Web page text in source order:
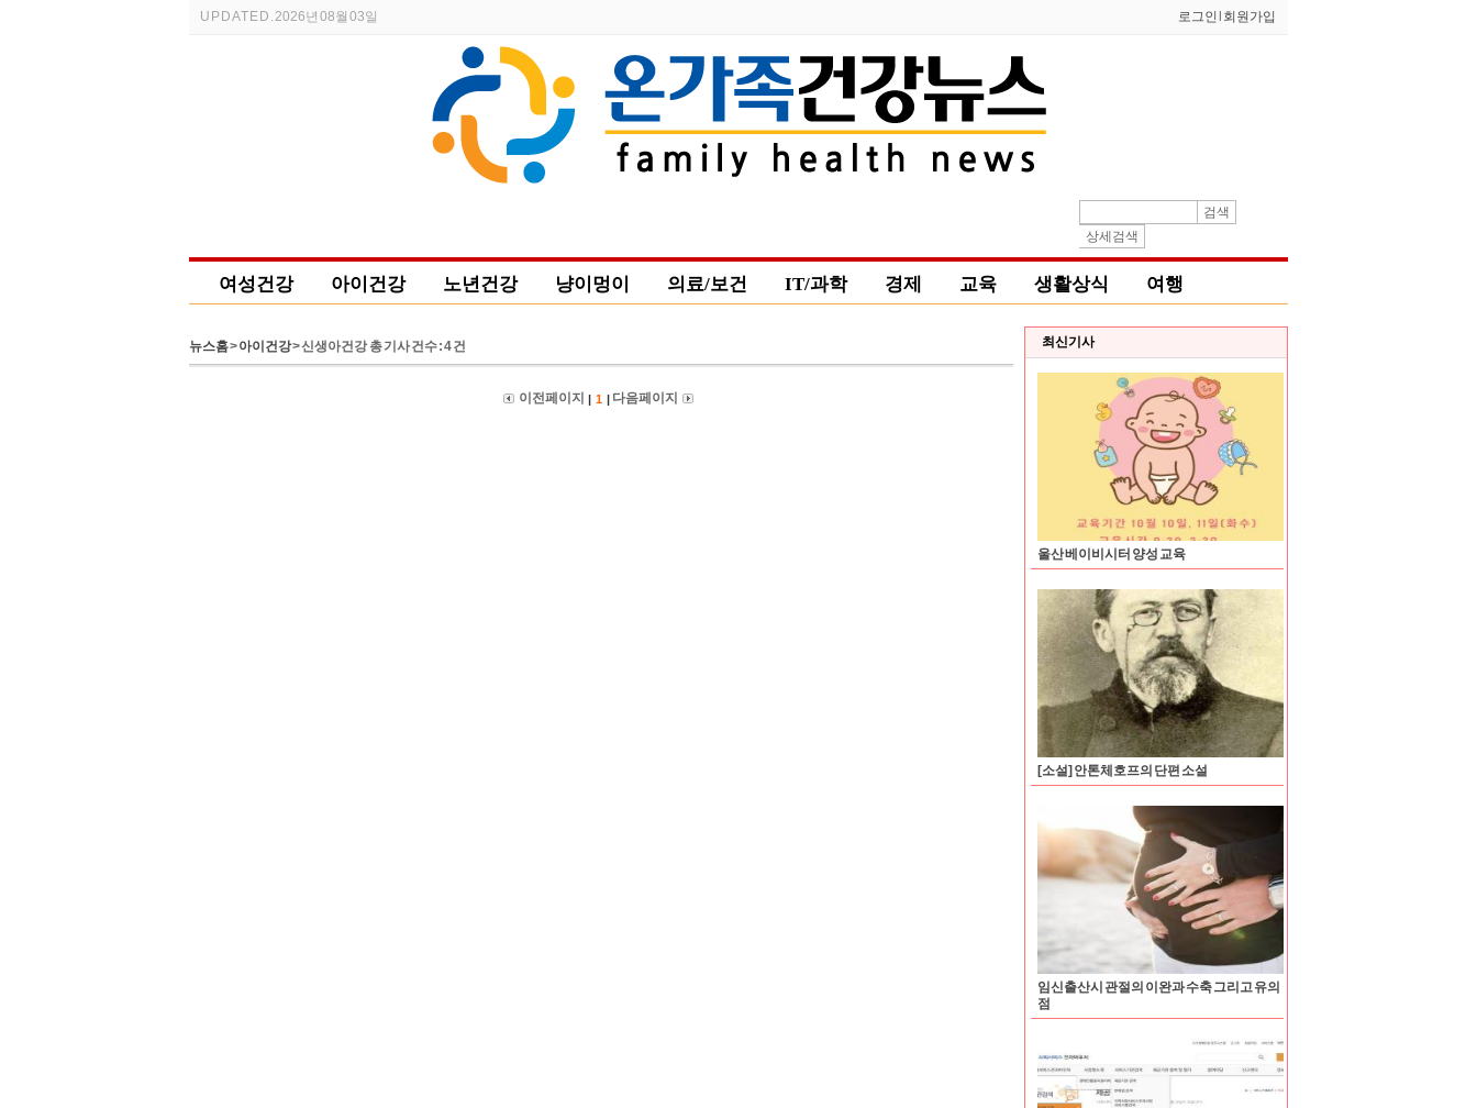
UPDATED.2026년 08월 03일 로그인 회원가입
검색
상세검색
여성건강 아이건강 노년건강 냥이멍이 의료/보건 IT/과학 경제 교육 생활상식 여행
최신기사
울산 베이비시터 양성 교육
[소설] 안톤체호프의 단편 소설
임신출산시 관절의 이완과 수축 그리고 유의
점
뉴스홈>아이건강> 신생아건강 총 기사 건수 : 4 건
이전 페이지 | 1 | 다음 페이지